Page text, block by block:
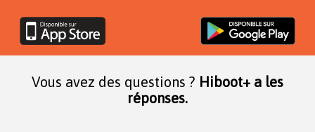
Vous avez des questions ? Hiboot+ a les
réponses.